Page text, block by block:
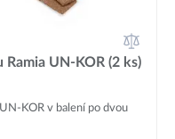
UN-KOR (2 ks)
KOR v balení po dvou